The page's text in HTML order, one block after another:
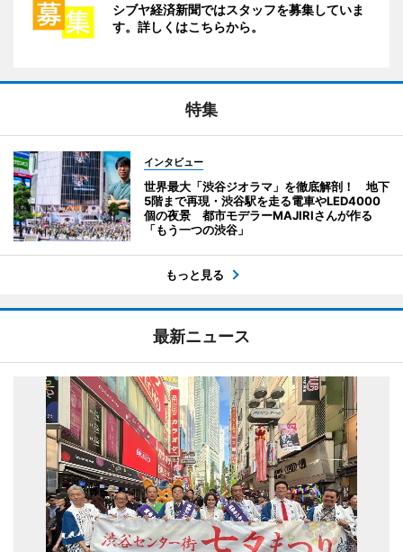
シブヤ経済新聞ではスタッフを募集していま
す。詳しくはこちらから。
特集
インタビュー
世界最大「渋谷ジオラマ」を徹底解剖！ 地下
5階まで再現・渋谷駅を走る電車やLED4000
個の夜景 都市モデラーMAJIRIさんが作る
「もう一つの渋谷」
もっと見る
最新ニュース